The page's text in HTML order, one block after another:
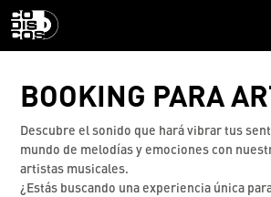
BOOKING PARA
Descubre el sonido que hará vibrar tus
mundo de melodías y emociones con
artistas musicales.
¿Estás buscando una experiencia única